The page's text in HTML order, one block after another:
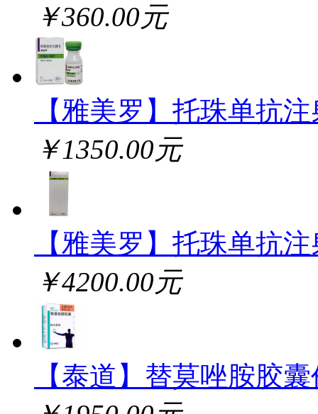
￥360.00元
【雅美罗】托珠单抗
￥1350.00元
【雅美罗】托珠单抗
￥4200.00元
【泰道】替莫唑胺胶